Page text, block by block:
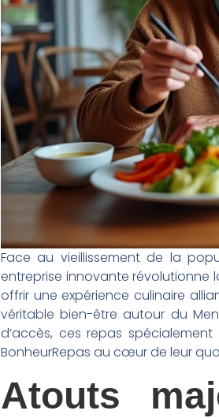
Face au vieillissement de la
entreprise innovante révolutionne
offrir une expérience culinaire
véritable bien-être autour du
d’accès, ces repas
BonheurRepas au cœur de leur
Atouts